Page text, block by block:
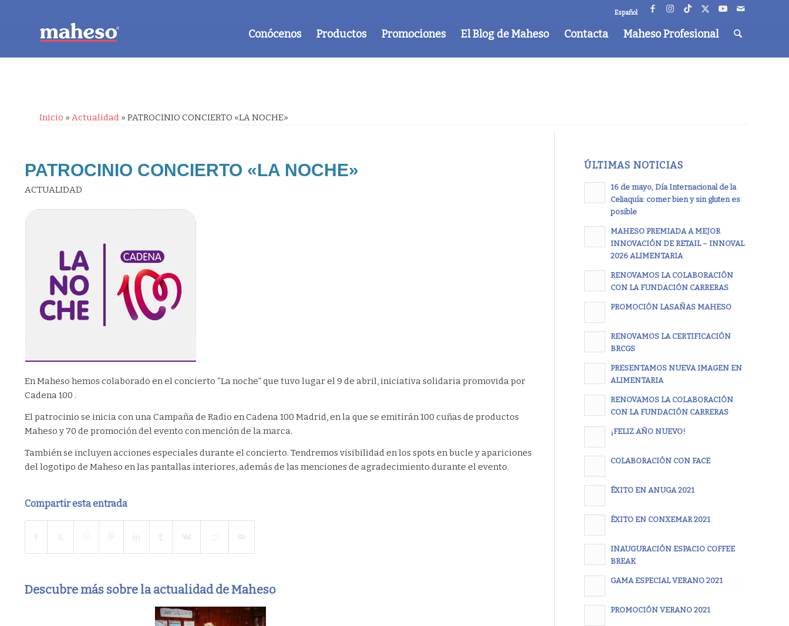
Español
Conócenos Productos Promociones El Blog de Maheso Contacta Maheso Profesional
Inicio » Actualidad » PATROCINIO CONCIERTO «LA NOCHE»
PATROCINIO CONCIERTO «LA NOCHE»
ACTUALIDAD
En Maheso hemos colaborado en el concierto “La noche” que tuvo lugar el 9 de abril, iniciativa solidaria promovida por
Cadena 100 .
El patrocinio se inicia con una Campaña de Radio en Cadena 100 Madrid, en la que se emitirán 100 cuñas de productos
Maheso y 70 de promoción del evento con mención de la marca.
También se incluyen acciones especiales durante el concierto. Tendremos visibilidad en los spots en bucle y apariciones
del logotipo de Maheso en las pantallas interiores, además de las menciones de agradecimiento durante el evento.
Compartir esta entrada
Descubre más sobre la actualidad de Maheso
ÚLTIMAS NOTICIAS
16 de mayo, Día Internacional de la
Celiaquía: comer bien y sin gluten es
posible
MAHESO PREMIADA A MEJOR
INNOVACIÓN DE RETAIL – INNOVAL
2026 ALIMENTARIA
RENOVAMOS LA COLABORACIÓN
CON LA FUNDACIÓN CARRERAS
PROMOCIÓN LASAÑAS MAHESO
RENOVAMOS LA CERTIFICACIÓN
BRCGS
PRESENTAMOS NUEVA IMAGEN EN
ALIMENTARIA
RENOVAMOS LA COLABORACIÓN
CON LA FUNDACIÓN CARRERAS
¡FELIZ AÑO NUEVO!
COLABORACIÓN CON FACE
ÉXITO EN ANUGA 2021
ÉXITO EN CONXEMAR 2021
INAUGURACIÓN ESPACIO COFFEE
BREAK
GAMA ESPECIAL VERANO 2021
PROMOCIÓN VERANO 2021